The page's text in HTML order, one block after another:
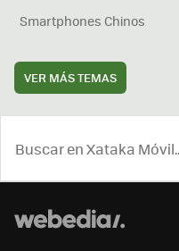
Smartphones Chinos
VER MÁS TEMAS